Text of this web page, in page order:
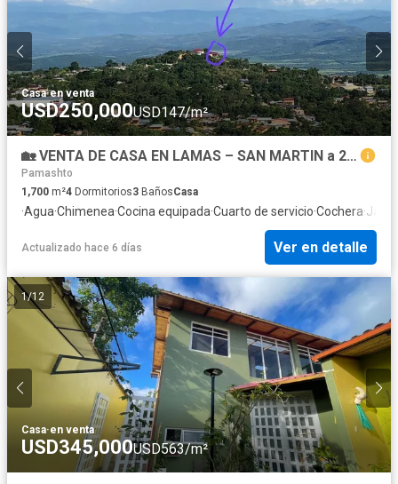
Casa·en venta
USD250,000USD147/m²
🏡 VENTA DE CASA EN LAMAS – SAN MARTIN a 20 min de TARAPOTO
Pamashto
1,700 m²4 Dormitorios3 BañosCasa
·Agua·Chimenea·Cocina equipada·Cuarto de servicio·Cochera·
Actualizado hace 6 días Ver en detalle
1/12
Casa·en venta
USD345,000USD563/m²